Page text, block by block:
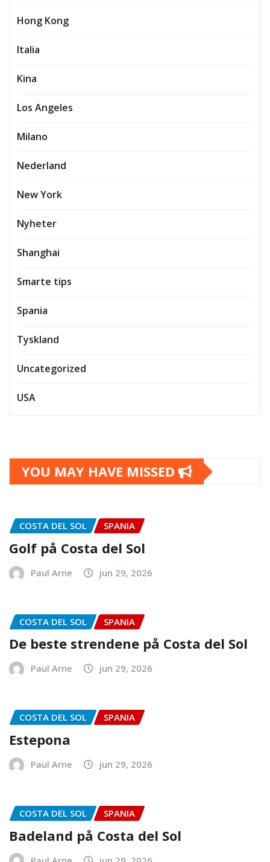
Hong Kong
Italia
Kina
Los Angeles
Milano
Nederland
New York
Nyheter
Shanghai
Smarte tips
Spania
Tyskland
Uncategorized
USA
YOU MAY HAVE MISSED
COSTA DEL SOL SPANIA
Golf på Costa del Sol
Paul Arne jun 29, 2026
COSTA DEL SOL SPANIA
De beste strendene på Costa del Sol
Paul Arne jun 29, 2026
COSTA DEL SOL SPANIA
Estepona
Paul Arne jun 29, 2026
COSTA DEL SOL SPANIA
Badeland på Costa del Sol